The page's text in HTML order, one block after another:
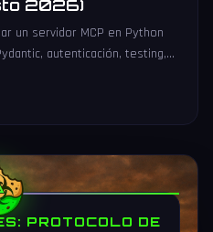
2026)
un servidor MCP en Python
autenticación, testing,
PROTOCOLO DE